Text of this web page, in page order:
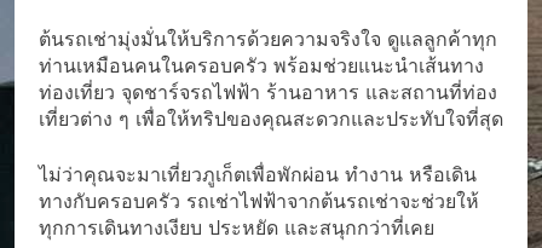
ต้นรถเช่ามุ่งมั่นให้บริการด้วยความจริงใจ ดูแลลูกค้าทุก
ท่านเหมือนคนในครอบครัว พร้อมช่วยแนะนำเส้นทาง
ท่องเที่ยว จุดชาร์จรถไฟฟ้า ร้านอาหาร และสถานที่ท่อง
เที่ยวต่าง ๆ เพื่อให้ทริปของคุณสะดวกและประทับใจที่สุด
ไม่ว่าคุณจะมาเที่ยวภูเก็ตเพื่อพักผ่อน ทำงาน หรือเดิน
ทางกับครอบครัว รถเช่าไฟฟ้าจากต้นรถเช่าจะช่วยให้
ทุกการเดินทางเงียบ ประหยัด และสนุกกว่าที่เคย